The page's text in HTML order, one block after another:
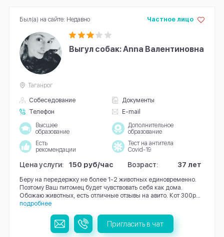
Выгул собак: Anna Валентиновна
Собеседование
Документы
Телефон
E-mail
Частное лицо
Таганрог
Высшее
образование
Дополнительное
образование
Есть
рекомендации
Тест на антитела
Covid-19
Цена услуги: 150 руб/час Возраст: 37 лет
Беру на передержку не более 1-2 животных единовременно.
Поэтому Ваш питомец будет чувствовать себя как дома.
Обожаю животных, есть отличные отзывы на авито. Кот 300р...
подробнее
Был(а) на сайте: Недавно
Пригласить в чат